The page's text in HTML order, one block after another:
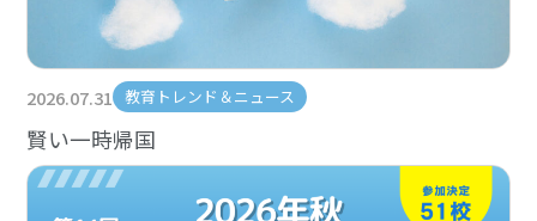
2026.07.31 教育トレンド＆ニュース
賢い一時帰国